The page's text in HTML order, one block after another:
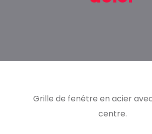
Grille de fenêtre en acier
centre.